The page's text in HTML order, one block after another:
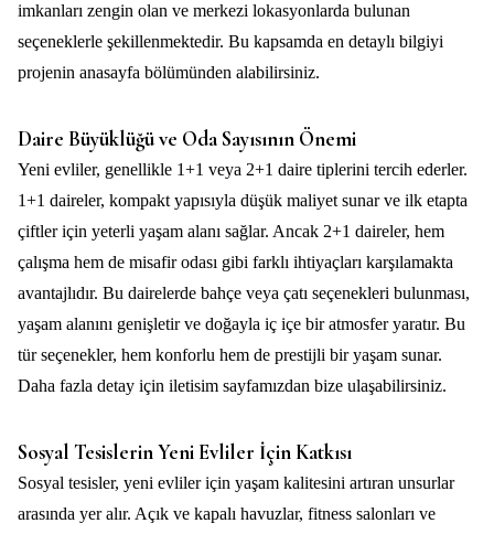
imkanları zengin olan ve merkezi lokasyonlarda bulunan
seçeneklerle şekillenmektedir. Bu kapsamda en detaylı bilgiyi
projenin anasayfa bölümünden alabilirsiniz.
Daire Büyüklüğü ve Oda Sayısının Önemi
Yeni evliler, genellikle 1+1 veya 2+1 daire tiplerini tercih ederler.
1+1 daireler, kompakt yapısıyla düşük maliyet sunar ve ilk etapta
çiftler için yeterli yaşam alanı sağlar. Ancak 2+1 daireler, hem
çalışma hem de misafir odası gibi farklı ihtiyaçları karşılamakta
avantajlıdır. Bu dairelerde bahçe veya çatı seçenekleri bulunması,
yaşam alanını genişletir ve doğayla iç içe bir atmosfer yaratır. Bu
tür seçenekler, hem konforlu hem de prestijli bir yaşam sunar.
Daha fazla detay için iletisim sayfamızdan bize ulaşabilirsiniz.
Sosyal Tesislerin Yeni Evliler İçin Katkısı
Sosyal tesisler, yeni evliler için yaşam kalitesini artıran unsurlar
arasında yer alır. Açık ve kapalı havuzlar, fitness salonları ve